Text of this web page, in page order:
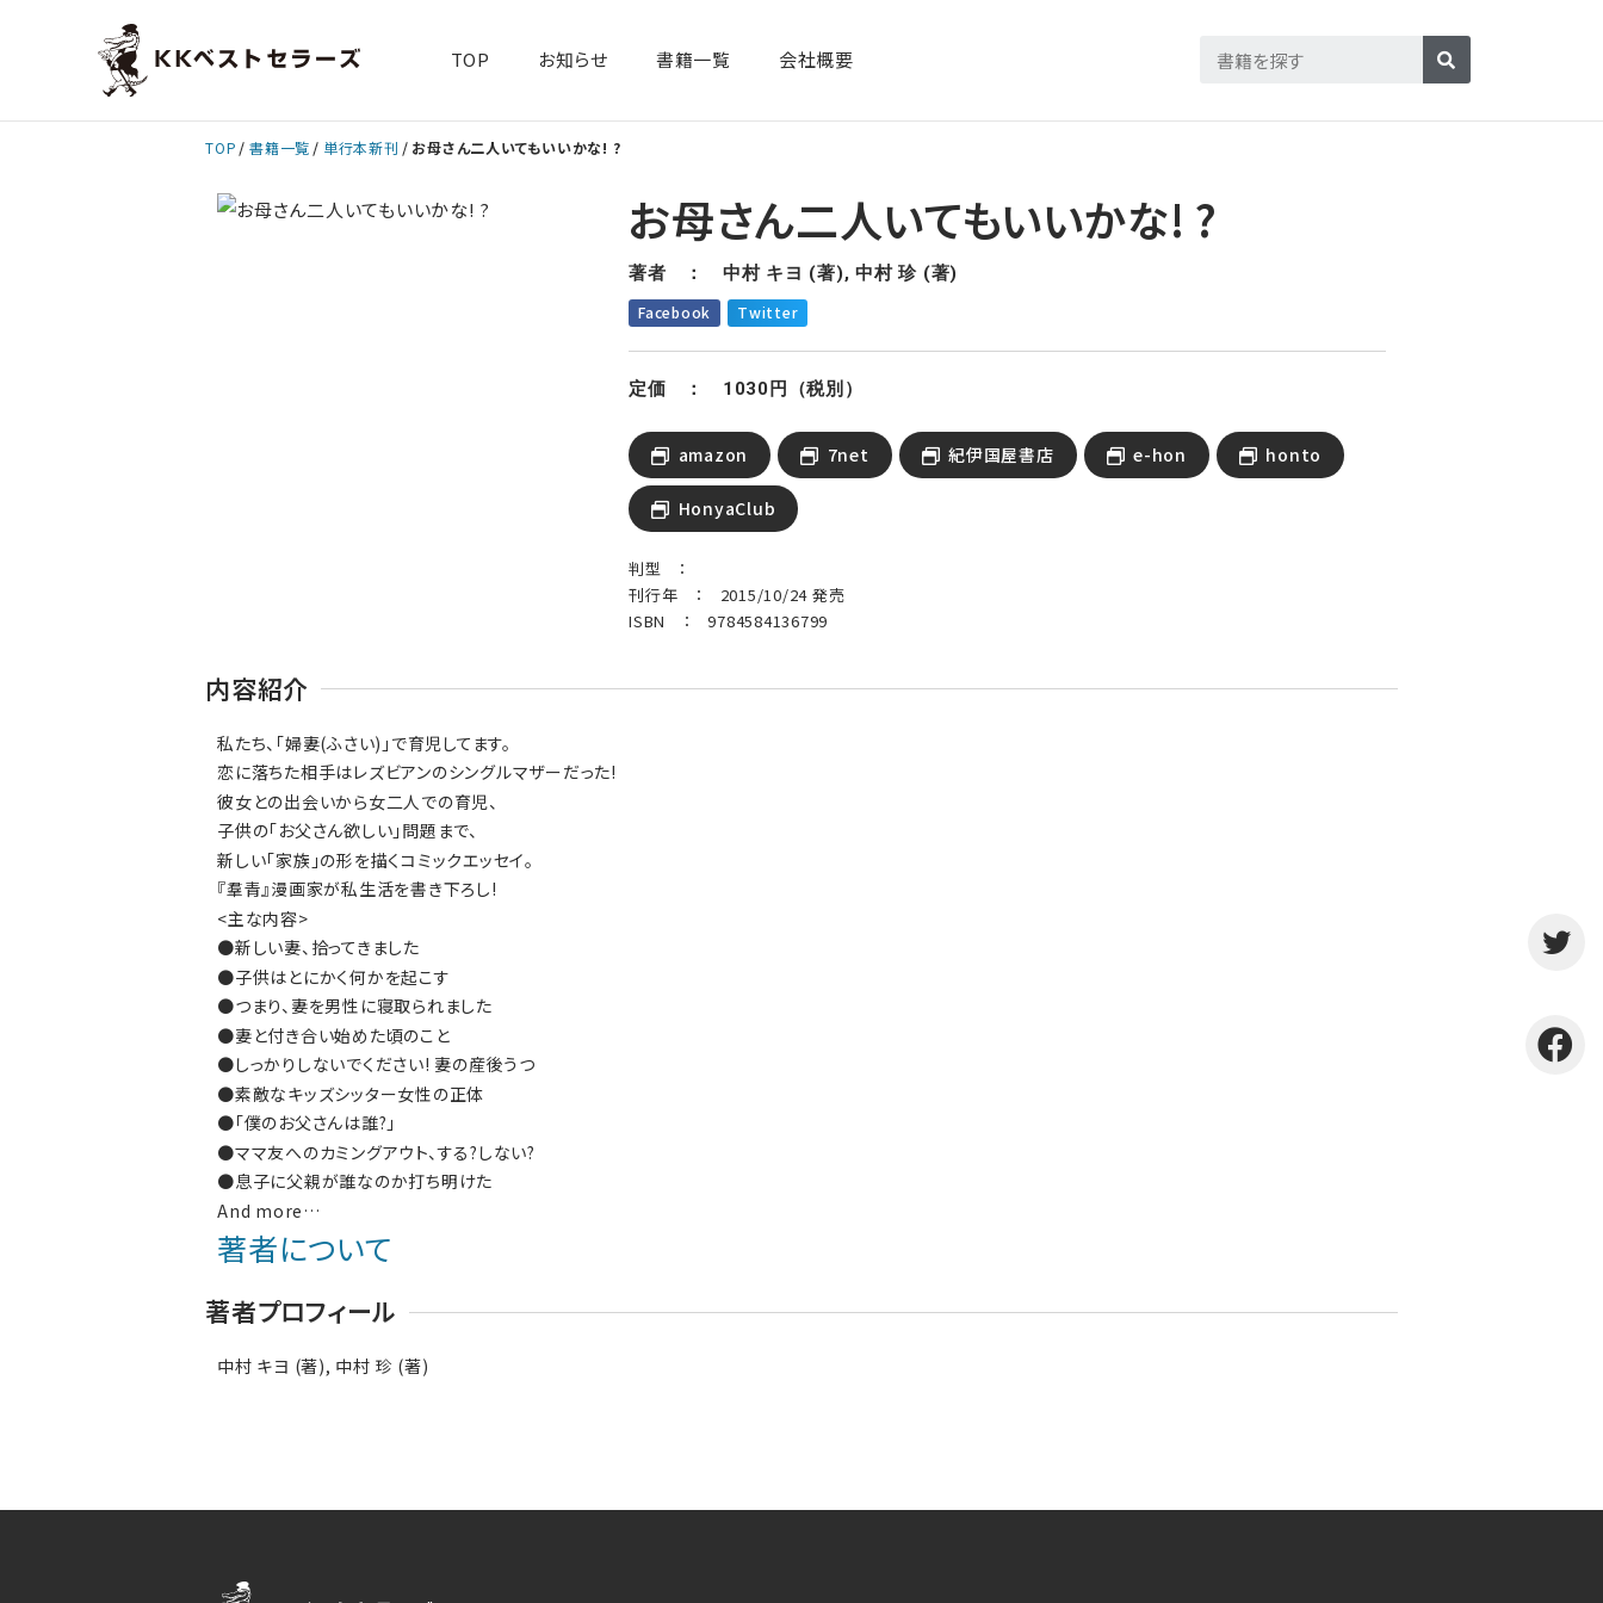
TOP お知らせ 書籍一覧​ 会社概要
TOP 書籍一覧 単行本新刊 お母さん二人いてもいいかな! ?
お母さん二人いてもいいかな! ?
著者 ： 中村 キヨ (著), 中村 珍 (著)
Facebook Twitter
定価 ： 1030円（税別）
amazon 7net 紀伊国屋書店 e-hon honto
HonyaClub
判型 ：
刊行年 ： 2015/10/24 発売
ISBN ： 9784584136799
内容紹介
私たち、「婦妻(ふさい)」で育児してます。
恋に落ちた相手はレズビアンのシングルマザーだった!
彼女との出会いから女二人での育児、
子供の「お父さん欲しい」問題まで、
新しい「家族」の形を描くコミックエッセイ。
『羣青』漫画家が私生活を書き下ろし!
<主な内容>
●新しい妻、拾ってきました
●子供はとにかく何かを起こす
●つまり、妻を男性に寝取られました
●妻と付き合い始めた頃のこと
●しっかりしないでください! 妻の産後うつ
●素敵なキッズシッター女性の正体
●「僕のお父さんは誰?」
●ママ友へのカミングアウト、する?しない?
●息子に父親が誰なのか打ち明けた
And more…
著者について
著者プロフィール
中村 キヨ (著), 中村 珍 (著)